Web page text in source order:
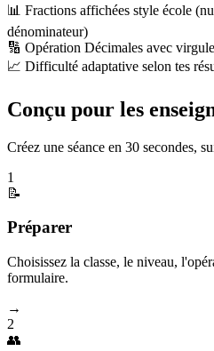
📊 Fractions affichées style école
dénominateur)
🔢 Opération Décimales avec
📈 Difficulté adaptative selon tes
Conçu pour les
Créez une séance en 30 secondes,
1
📝
Préparer
Choisissez la classe, le niveau,
formulaire.
→
2
👥